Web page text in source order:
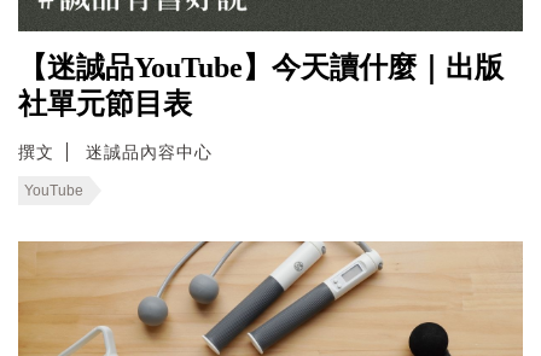
【迷誠品YouTube】今天讀什麼｜出版
社單元節目表
撰文 迷誠品內容中心
YouTube